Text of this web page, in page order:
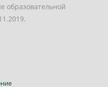
образовательной
Откроется